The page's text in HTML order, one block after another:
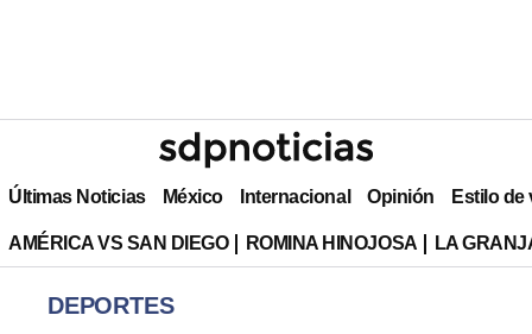
Últimas Noticias México Internacional Opinión Estilo de
AMÉRICA VS SAN DIEGO ROMINA HINOJOSA LA
DEPORTES